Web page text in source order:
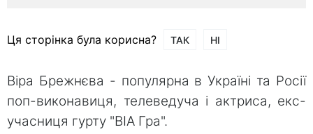
Ця сторінка була корисна? ТАК НІ
Віра Брежнєва - популярна в Україні та Росії
поп-виконавиця, телеведуча і актриса, екс-
учасниця гурту "ВІА Гра".